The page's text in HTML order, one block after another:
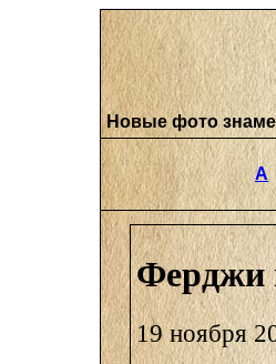
Новые фото
А
Ферджи
19 ноября